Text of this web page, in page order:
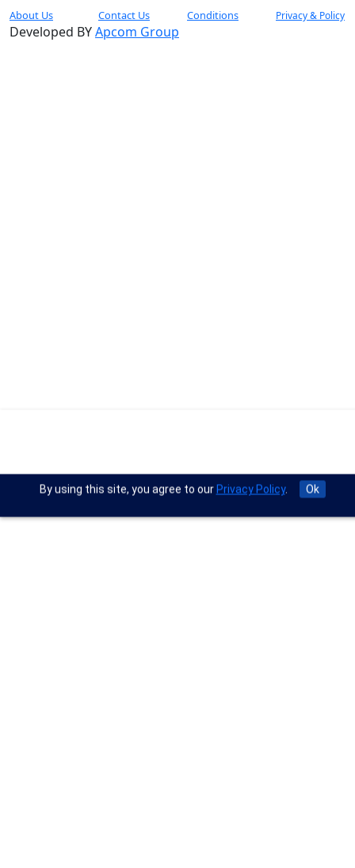
About Us Contact Us Conditions Privacy & Policy
Developed BYApcom Group
By using this site, you agree to our Privacy Policy. Ok